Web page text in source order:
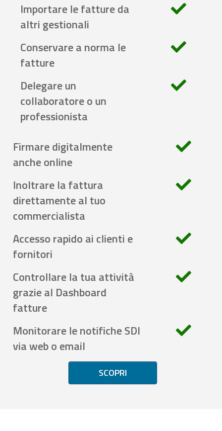
Importare le fatture da
altri gestionali
Conservare a norma le
fatture
Delegare un
collaboratore o un
professionista
Firmare digitalmente
anche online
Inoltrare la fattura
direttamente al tuo
commercialista
Accesso rapido ai clienti e
fornitori
Controllare la tua attività
grazie al Dashboard
fatture
Monitorare le notifiche SDI
via web o email
SCOPRI